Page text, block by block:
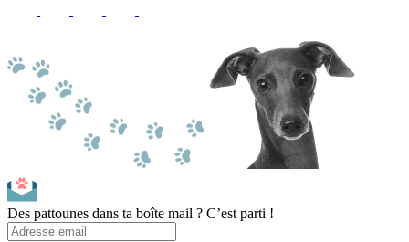
Des pattounes dans ta boîte mail ? C’est parti !